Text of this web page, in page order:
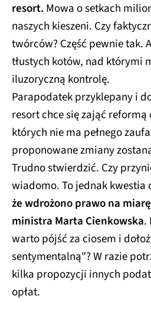
resort. Mowa o setkach
naszych kieszeni. Czy
twórców? Część pewnie tak.
tłustych kotów, nad którymi
iluzoryczną kontrolę.
Parapodatek przyklepany i
resort chce się zająć
których nie ma pełnego
proponowane zmiany
Trudno stwierdzić. Czy
wiadomo. To jednak kwestia
że wdrożono prawo na
ministra Marta Cienkowska.
warto pójść za ciosem i
sentymentalną"? W razie
kilka propozycji innych
opłat.